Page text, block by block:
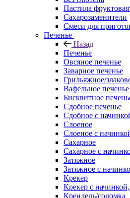
Пастила
Сахарозаменители
Смеси для
Печенье
Назад
Печенье
Овсяное печенье
Заварное печенье
Грильяжное/
Вафельное печенье
Бисквитное
Сдобное печенье
Сдобное с
Слоеное
Слоеное с
Сахарное
Сахарное с
Затяжное
Затяжное с
Крекер
Крекер с
Крендель/соломка